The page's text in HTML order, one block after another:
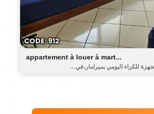
appartement à louer à mart...
للكراء اليومي بميرامار،في...
CODE: 912